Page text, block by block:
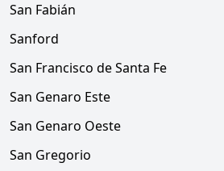
San Fabián
Sanford
San Francisco de Santa Fe
San Genaro Este
San Genaro Oeste
San Gregorio